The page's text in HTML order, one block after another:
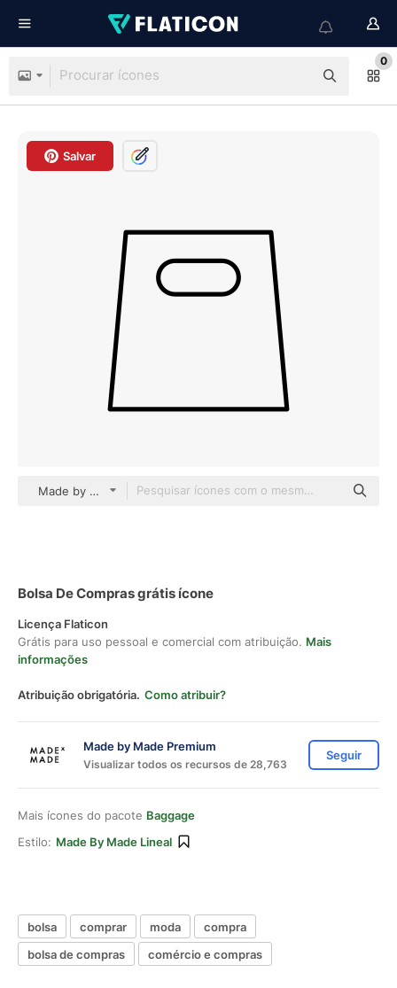
0
Salvar
Made by Made Lineal
Bolsa De Compras grátis ícone
Licença Flaticon
Grátis para uso pessoal e comercial com atribuição. Mais
informações
Atribuição obrigatória. Como atribuir?
Made by Made Premium
Visualizar todos os recursos de 28,763
Seguir
Mais ícones do pacote Baggage
Estilo: Made By Made Lineal
bolsa comprar moda
compra
bolsa de compras
comércio e compras